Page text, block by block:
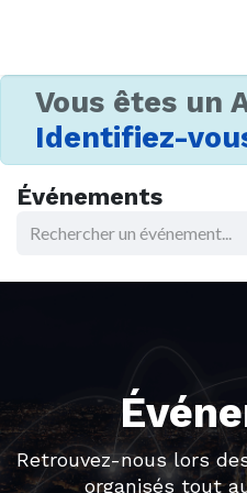
Vous êtes un
Identifiez-
Événements
Retrouvez-nous lors
organisés tout